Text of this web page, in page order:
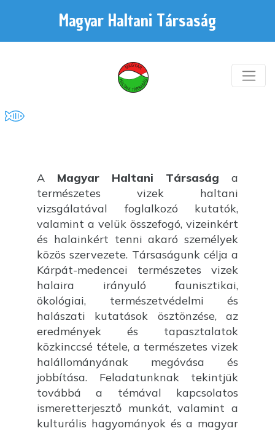
Magyar Haltani Társaság
A Magyar Haltani Társaság a
természetes vizek haltani
vizsgálatával foglalkozó kutatók,
valamint a velük összefogó, vizeinkért
és halainkért tenni akaró személyek
közös szervezete. Társaságunk célja a
Kárpát-medencei természetes vizek
halaira irányuló faunisztikai,
ökológiai, természetvédelmi és
halászati kutatások ösztönzése, az
eredmények és tapasztalatok
közkinccsé tétele, a természetes vizek
halállományának megóvása és
jobbítása. Feladatunknak tekintjük
továbbá a témával kapcsolatos
ismeretterjesztő munkát, valamint a
kulturális hagyományok és a magyar